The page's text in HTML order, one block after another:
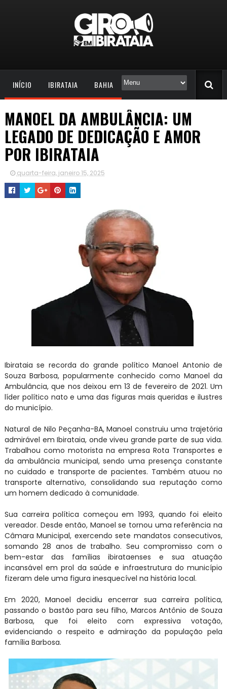
INÍCIO IBIRATAIA BAHIA
MANOEL DA AMBULÂNCIA: UM
LEGADO DE DEDICAÇÃO E AMOR
POR IBIRATAIA
quarta-feira, janeiro 15, 2025
Ibirataia se recorda do grande político Manoel Antonio de
Souza Barbosa, popularmente conhecido como Manoel da
Ambulância, que nos deixou em 13 de fevereiro de 2021. Um
líder político nato e uma das figuras mais queridas e ilustres
do município.
Natural de Nilo Peçanha-BA, Manoel construiu uma trajetória
admirável em Ibirataia, onde viveu grande parte de sua vida.
Trabalhou como motorista na empresa Rota Transportes e
da ambulância municipal, sendo uma presença constante
no cuidado e transporte de pacientes. Também atuou no
transporte alternativo, consolidando sua reputação como
um homem dedicado à comunidade.
Sua carreira política começou em 1993, quando foi eleito
vereador. Desde então, Manoel se tornou uma referência na
Câmara Municipal, exercendo sete mandatos consecutivos,
somando 28 anos de trabalho. Seu compromisso com o
bem-estar das famílias ibirataenses e sua atuação
incansável em prol da saúde e infraestrutura do município
fizeram dele uma figura inesquecível na história local.
Em 2020, Manoel decidiu encerrar sua carreira política,
passando o bastão para seu filho, Marcos Antônio de Souza
Barbosa, que foi eleito com expressiva votação,
evidenciando o respeito e admiração da população pela
família Barbosa.